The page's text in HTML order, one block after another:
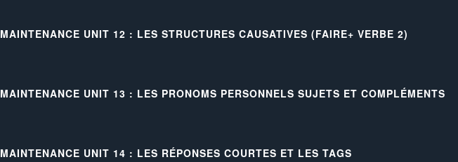
MAINTENANCE UNIT 12 : LES STRUCTURES CAUSATIVES (FAIRE+ VERBE 2)
MAINTENANCE UNIT 13 : LES PRONOMS PERSONNELS SUJETS ET COMPLÉMENTS
MAINTENANCE UNIT 14 : LES RÉPONSES COURTES ET LES TAGS